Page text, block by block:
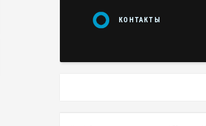
КОНТАКТЫ